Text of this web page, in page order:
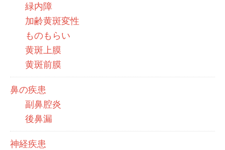
緑内障
加齢黄斑変性
ものもらい
黄斑上膜
黄斑前膜
鼻の疾患
副鼻腔炎
後鼻漏
神経疾患